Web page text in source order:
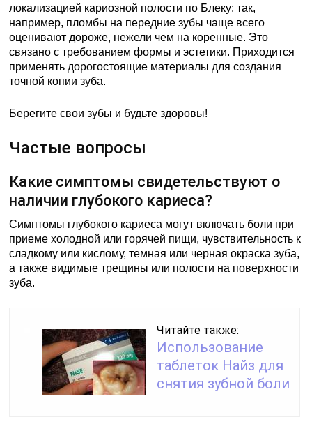
локализацией кариозной полости по Блеку: так,
например, пломбы на передние зубы чаще всего
оценивают дороже, нежели чем на коренные. Это
связано с требованием формы и эстетики. Приходится
применять дорогостоящие материалы для создания
точной копии зуба.
Берегите свои зубы и будьте здоровы!
Частые вопросы
Какие симптомы свидетельствуют о
наличии глубокого кариеса?
Симптомы глубокого кариеса могут включать боли при
приеме холодной или горячей пищи, чувствительность к
сладкому или кислому, темная или черная окраска зуба,
а также видимые трещины или полости на поверхности
зуба.
Читайте также:
Использование
таблеток Найз для
снятия зубной боли